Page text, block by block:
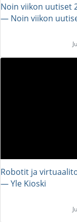
Noin viikon uutiset
― Noin viikon
Robotit ja
― Yle Kioski